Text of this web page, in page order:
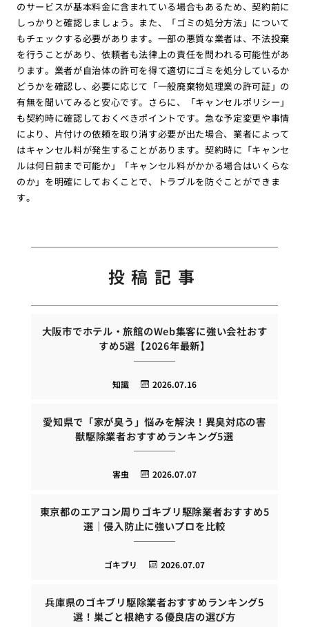
のサービスが基本料金に含まれている場合もあるため、契約前に
しっかりと確認しましょう。また、「ゴミの処分方法」について
もチェックする必要があります。一部の悪質な業者は、不法投棄
を行うことがあり、依頼者も法律上の責任を問われる可能性があ
ります。業者が自治体の許可を得て適切にゴミを処分しているか
どうかを確認し、必要に応じて「一般廃棄物処理業の許可証」の
有無を聞いてみると安心です。さらに、「キャンセルポリシー」
も契約時に確認しておくべきポイントです。急な予定変更や事情
により、片付けの依頼を取り消す必要が出た場合、業者によって
はキャンセル料が発生することがあります。契約時に「キャンセ
ルは何日前まで可能か」「キャンセル料がかかる場合はいくらな
のか」を明確にしておくことで、トラブルを防ぐことができま
す。
投稿記事
大阪市でホテル・旅館のWeb集客に強い会社おす
すめ5選【2026年最新】
2026.07.16
知識
愛知県で「家が臭う」悩みを解決！異臭対応の害
獣駆除業者おすすめランキング5選
2026.07.07
害虫
東京都のエアコン周りゴキブリ駆除業者おすすめ5
選｜侵入防止に強いプロを比較
2026.07.07
ゴキブリ
兵庫県のゴキブリ駆除業者おすすめランキング5
選！巣ごと根絶する優良店の選び方